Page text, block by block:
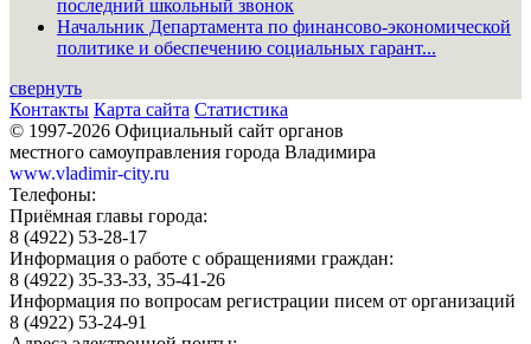
последний школьный звонок
Начальник Департамента по финансово-экономической
политике и обеспечению социальных гарант...
свернуть
Контакты Карта сайта Статистика
© 1997-2026 Официальный сайт органов
местного самоуправления города Владимира
www.vladimir-city.ru
Телефоны:
Приёмная главы города:
8 (4922) 53-28-17
Информация о работе с обращениями граждан:
8 (4922) 35-33-33, 35-41-26
Информация по вопросам регистрации писем от организаций
8 (4922) 53-24-91